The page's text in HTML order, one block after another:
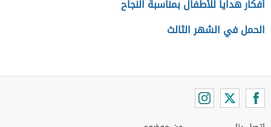
أفكار هدايا للأطفال بمناسبة النجاح
الحمل في الشهر الثالث